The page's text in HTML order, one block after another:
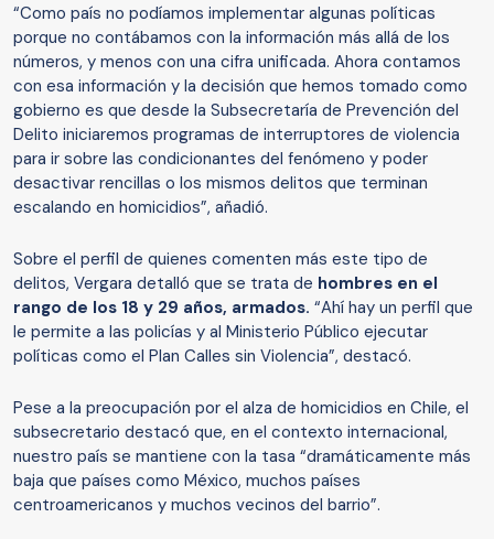
“Como país no podíamos implementar algunas políticas
porque no contábamos con la información más allá de los
números, y menos con una cifra unificada. Ahora contamos
con esa información y la decisión que hemos tomado como
gobierno es que desde la Subsecretaría de Prevención del
Delito iniciaremos programas de interruptores de violencia
para ir sobre las condicionantes del fenómeno y poder
desactivar rencillas o los mismos delitos que terminan
escalando en homicidios”, añadió.
Sobre el perfil de quienes comenten más este tipo de
delitos, Vergara detalló que se trata de hombres en el
rango de los 18 y 29 años, armados. “Ahí hay un perfil que
le permite a las policías y al Ministerio Público ejecutar
políticas como el Plan Calles sin Violencia”, destacó.
Pese a la preocupación por el alza de homicidios en Chile, el
subsecretario destacó que, en el contexto internacional,
nuestro país se mantiene con la tasa “dramáticamente más
baja que países como México, muchos países
centroamericanos y muchos vecinos del barrio”.